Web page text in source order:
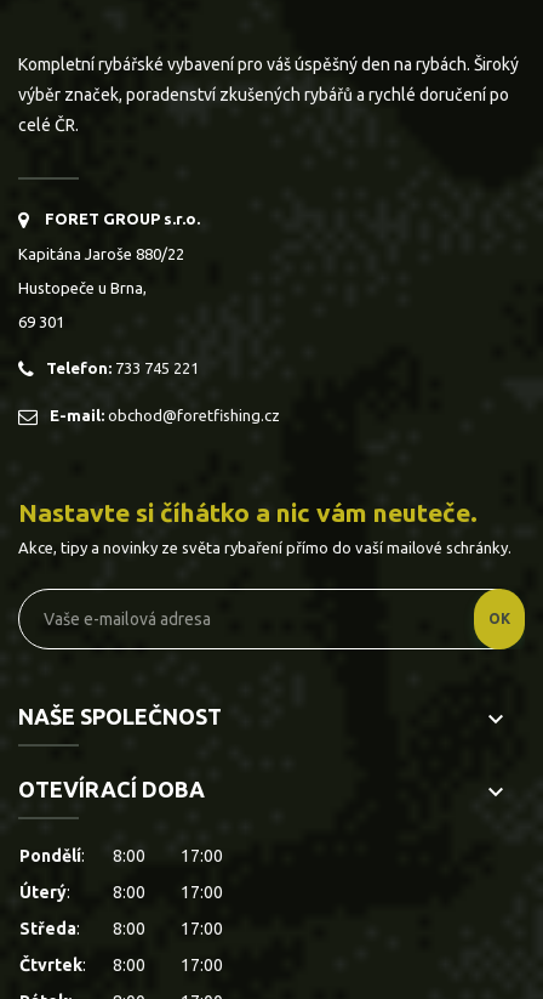
Kompletní rybářské vybavení pro váš úspěšný den na rybách. Široký
výběr značek, poradenství zkušených rybářů a rychlé doručení po
celé ČR.
FORET GROUP s.r.o.
Kapitána Jaroše 880/22
Hustopeče u Brna,
69 301
Telefon: 733 745 221
E-mail: obchod@foretfishing.cz
Nastavte si číhátko a nic vám neuteče.
Akce, tipy a novinky ze světa rybaření přímo do vaší mailové schránky.
NAŠE SPOLEČNOST keyboard_arrow_down
OTEVÍRACÍ DOBA keyboard_arrow_down
Pondělí: 8:00
17:00
Úterý: 8:00
17:00
Středa: 8:00
17:00
Čtvrtek: 8:00
17:00